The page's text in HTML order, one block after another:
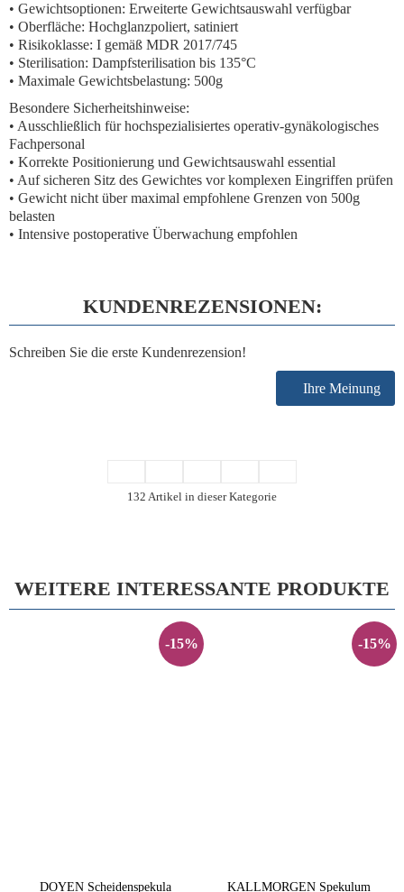
• Gewichtsoptionen: Erweiterte Gewichtsauswahl verfügbar
• Oberfläche: Hochglanzpoliert, satiniert
• Risikoklasse: I gemäß MDR 2017/745
• Sterilisation: Dampfsterilisation bis 135°C
• Maximale Gewichtsbelastung: 500g
Besondere Sicherheitshinweise:
• Ausschließlich für hochspezialisiertes operativ-gynäkologisches
Fachpersonal
• Korrekte Positionierung und Gewichtsauswahl essential
• Auf sicheren Sitz des Gewichtes vor komplexen Eingriffen prüfen
• Gewicht nicht über maximal empfohlene Grenzen von 500g
belasten
• Intensive postoperative Überwachung empfohlen
KUNDENREZENSIONEN:
Schreiben Sie die erste Kundenrezension!
Ihre Meinung
132 Artikel in dieser Kategorie
WEITERE INTERESSANTE PRODUKTE
-15%
DOYEN Scheidenspekula
-15%
KALLMORGEN Spekulum